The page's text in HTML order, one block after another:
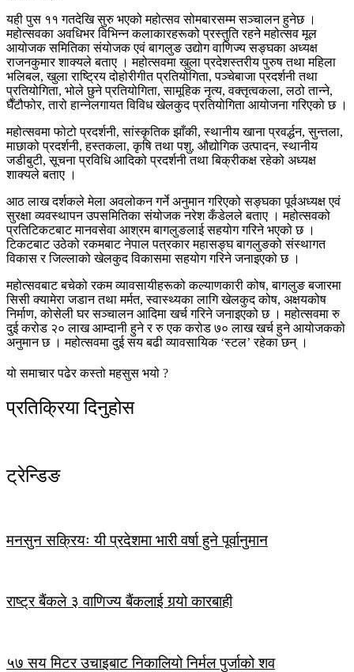
यही पुस ११ गतदेखि सुरु भएको महोत्सव सोमबारसम्म सञ्चालन हुनेछ ।
महोत्सवका अवधिभर विभिन्न कलाकारहरूको प्रस्तुति रहने महोत्सव मूल
आयोजक समितिका संयोजक एवं बागलुङ उद्योग वाणिज्य सङ्घका अध्यक्ष
राजनकुमार शाक्यले बताए । महोत्सवमा खुला प्रदेशस्तरीय पुरुष तथा महिला
भलिबल, खुला राष्ट्रिय दोहोरीगीत प्रतियोगिता, पञ्चेबाजा प्रदर्शनी तथा
प्रतियोगिता, भोले छुने प्रतियोगिता, सामूहिक नृत्य, वक्तृत्वकला, लठो तान्ने,
घैँटौफोर, तारो हान्नेलगायत विविध खेलकुद प्रतियोगिता आयोजना गरिएको छ ।
महोत्सवमा फोटो प्रदर्शनी, सांस्कृतिक झाँकी, स्थानीय खाना प्रवर्द्धन, सुन्तला,
माछाको प्रदर्शनी, हस्तकला, कृषि तथा पशु, औद्योगिक उत्पादन, स्थानीय
जडीबुटी, सूचना प्रविधि आदिको प्रदर्शनी तथा बिक्रीकक्ष रहेको अध्यक्ष
शाक्यले बताए ।
आठ लाख दर्शकले मेला अवलोकन गर्ने अनुमान गरिएको सङ्घका पूर्वअध्यक्ष एवं
सुरक्षा व्यवस्थापन उपसमितिका संयोजक नरेश कँडेलले बताए । महोत्सवको
प्रतिटिकटबाट मानवसेवा आश्रम बागलुङलाई सहयोग गरिने भएको छ ।
टिकटबाट उठेको रकमबाट नेपाल पत्रकार महासङ्घ बागलुङको संस्थागत
विकास र जिल्लाको खेलकुद विकासमा सहयोग गरिने जनाइएको छ ।
महोत्सवबाट बचेको रकम व्यावसायीहरूको कल्याणकारी कोष, बागलुङ बजारमा
सिसी क्यामेरा जडान तथा मर्मत, स्वास्थ्यका लागि खेलकुद कोष, अक्षयकोष
निर्माण, कोसेली घर सञ्चालन आदिमा खर्च गरिने जनाइएको छ । महोत्सवमा रु
दुई करोड २० लाख आम्दानी हुने र रु एक करोड ७० लाख खर्च हुने आयोजकको
अनुमान छ । महोत्सवमा दुई सय बढी व्यावसायिक ‘स्टल’ रहेका छन् ।
यो समाचार पढेर कस्तो महसुस भयो ?
प्रतिक्रिया दिनुहोस
ट्रेन्डिङ
मनसुन सक्रियः यी प्रदेशमा भारी वर्षा हुने पूर्वानुमान
राष्ट्र बैंकले ३ वाणिज्य बैंकलाई गर्‍यो कारबाही
५७ सय मिटर उचाइबाट निकालियो निर्मल पुर्जाको शव